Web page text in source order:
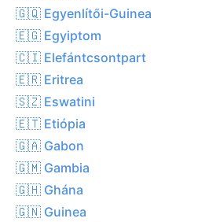
🇬🇶 Egyenlítői-Guinea
🇪🇬 Egyiptom
🇨🇮 Elefántcsontpart
🇪🇷 Eritrea
🇸🇿 Eswatini
🇪🇹 Etiópia
🇬🇦 Gabon
🇬🇲 Gambia
🇬🇭 Ghána
🇬🇳 Guinea